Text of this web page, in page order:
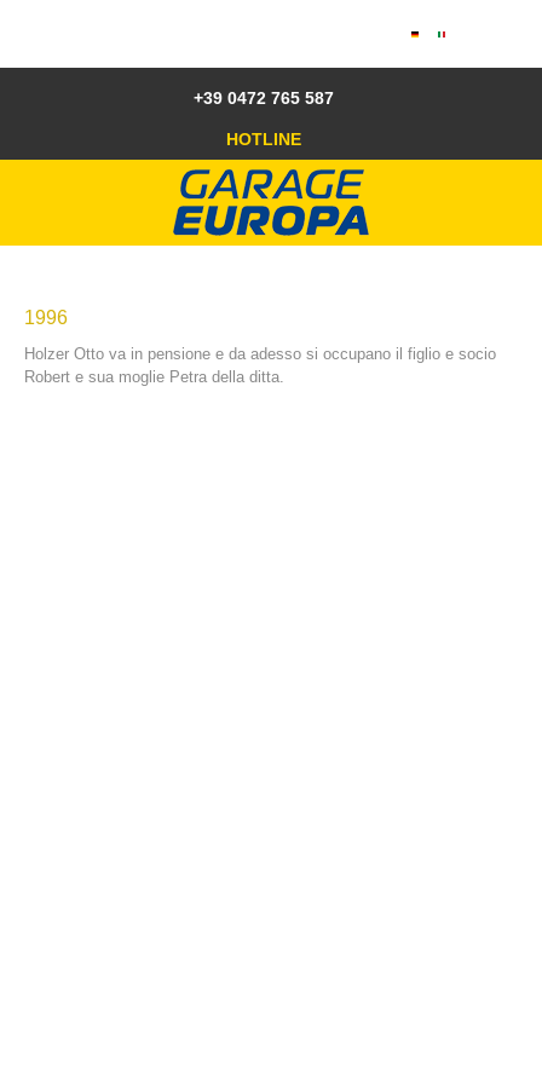
+39 0472 765 587
HOTLINE
1996
Holzer Otto va in pensione e da adesso si occupano il figlio e socio
Robert e sua moglie Petra della ditta.